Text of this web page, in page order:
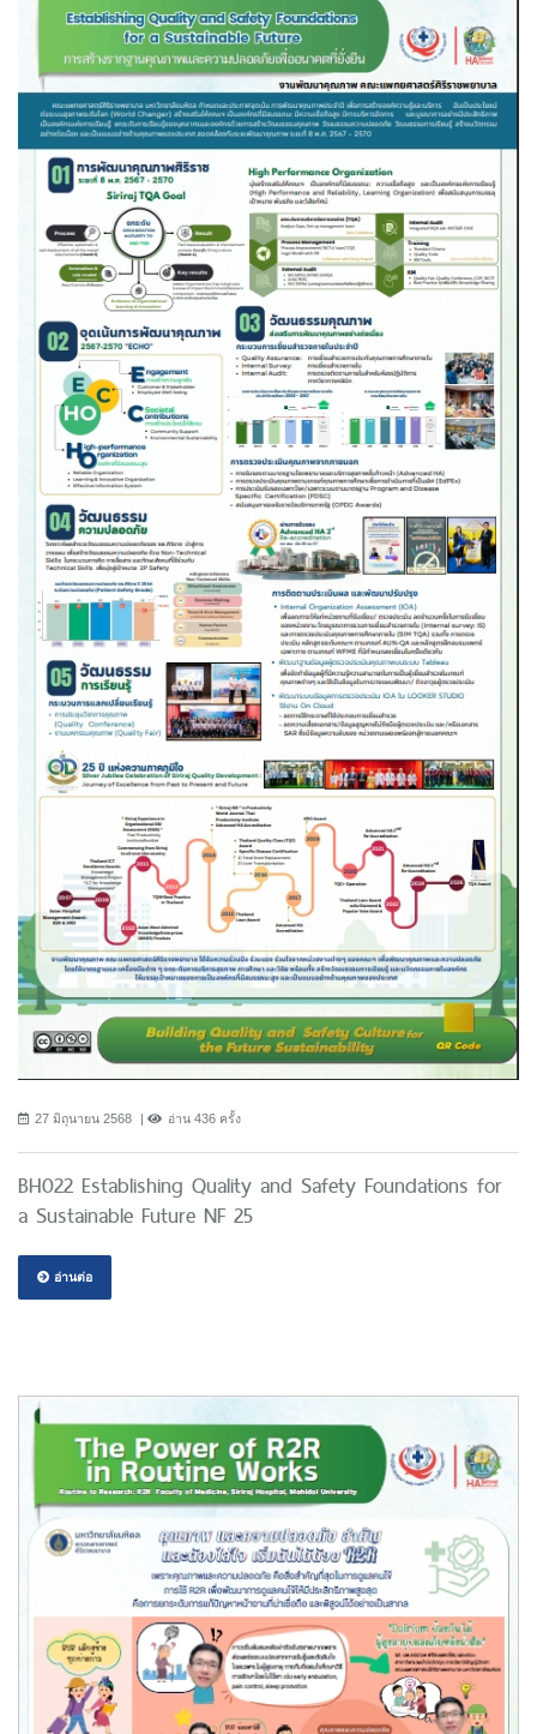
27 มิถุนายน 2568 อ่าน 436 ครั้ง
BH022 Establishing Quality and Safety Foundations for
a Sustainable Future NF 25
อ่านต่อ